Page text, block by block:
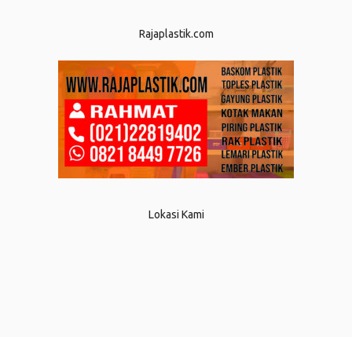
Rajaplastik.com
Lokasi Kami